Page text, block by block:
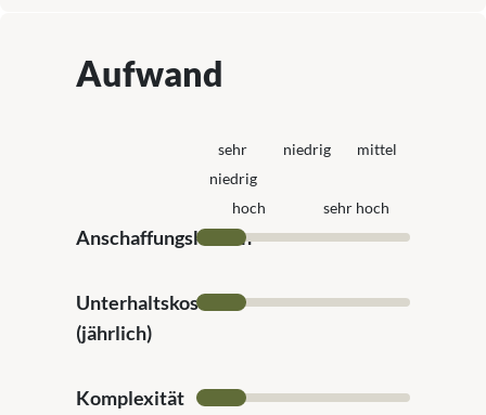
Aufwand
sehr
niedrig
niedrig mittel
hoch sehr hoch
Anschaffungskosten
Unterhaltskosten
(jährlich)
Komplexität